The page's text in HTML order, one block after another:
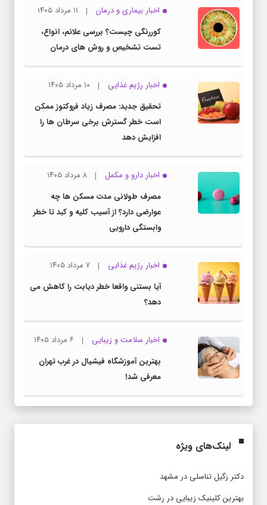
اخبار بیماری و درمان
۱۱ مرداد ۱۴۰۵
کوررنگی چیست؟ بررسی علائم، انواع،
تست تشخیص و روش های درمان
اخبار رژیم غذایی
۱۰ مرداد ۱۴۰۵
تحقیق جدید: مصرف زیاد فروکتوز ممکن
است خطر گسترش برخی سرطان ها را
افزایش دهد
اخبار دارو و مکمل
۸ مرداد ۱۴۰۵
مصرف طولانی مدت مسکن ها چه
عوارضی دارد؟ از آسیب کلیه و کبد تا خطر
وابستگی دارویی
اخبار رژیم غذایی
۷ مرداد ۱۴۰۵
آیا بستنی واقعا خطر دیابت را کاهش می
دهد؟
اخبار سلامت و زیبایی
۶ مرداد ۱۴۰۵
بهترین آموزشگاه فیشیال در غرب تهران
معرفی شد!
لینک‌های ویژه
دکتر زگیل تناسلی در مشهد
بهترین کلینیک زیبایی در رشت